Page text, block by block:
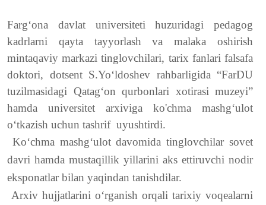
Farg‘ona davlat universiteti huzuridagi pedagog
kadrlarni qayta tayyorlash va malaka oshirish
mintaqaviy markazi tinglovchilari, tarix fanlari falsafa
doktori, dotsent S.Yo‘ldoshev rahbarligida “FarDU
tuzilmasidagi Qatag‘on qurbonlari xotirasi muzeyi”
hamda universitet arxiviga ko'chma mashg‘ulot
o‘tkazish uchun tashrif uyushtirdi.
Ko‘chma mashg‘ulot davomida tinglovchilar sovet
davri hamda mustaqillik yillarini aks ettiruvchi nodir
eksponatlar bilan yaqindan tanishdilar.
Arxiv hujjatlarini o‘rganish orqali tarixiy voqealarni